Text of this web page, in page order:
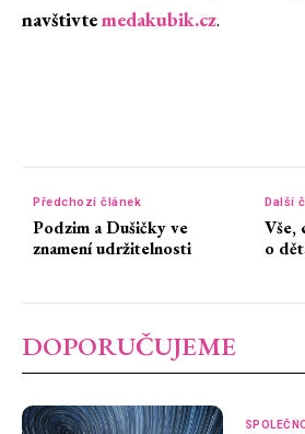
navštivtemedakubik.cz.
Předchozí článek
Podzim a Dušičky ve
znamení udržitelnosti
Další
Vše,
o
DOPORUČUJEME